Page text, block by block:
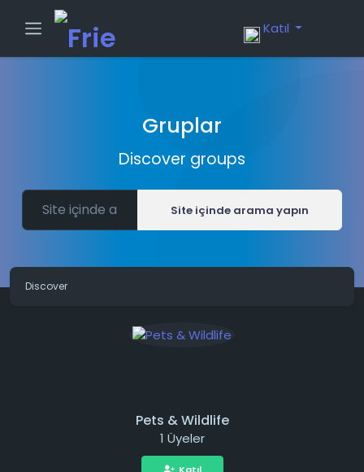
Katıl
Gruplar
Discover groups
Site içinde arama yapın
Discover
Pets & Wildlife
1 Üyeler